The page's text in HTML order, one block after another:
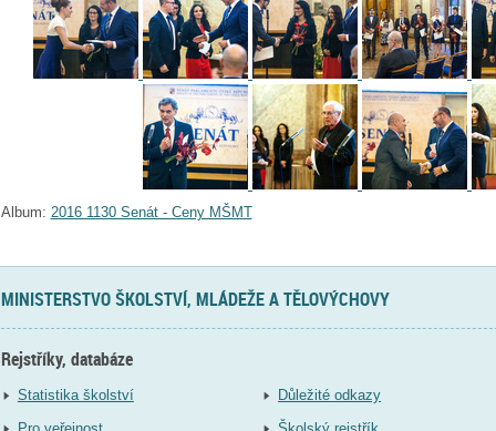
Album: 2016 1130 Senát - Ceny MŠMT
MINISTERSTVO ŠKOLSTVÍ, MLÁDEŽE A TĚLOVÝCHOVY
Rejstříky, databáze
Statistika školství
Důležité odkazy